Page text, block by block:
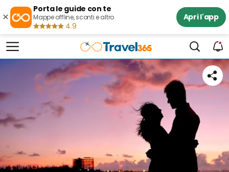
×
Porta le guide con te
Mappe offline, sconti e altro
4.9
Apri l'app